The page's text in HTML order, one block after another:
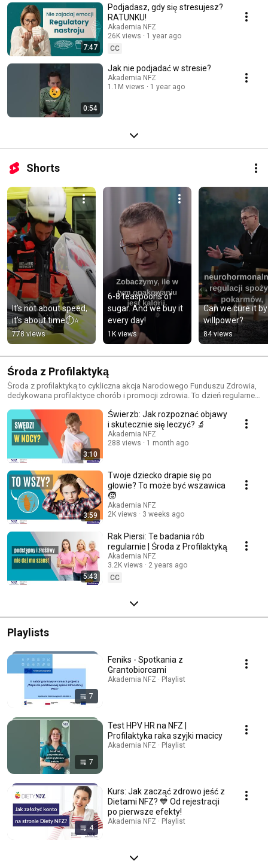
7:47
Podjadasz, gdy się stresujesz?
RATUNKU!
Akademia NFZ
26K views
1 year ago
CC
0:54
Jak nie podjadać w stresie?
Akademia NFZ
1.1M views
1 year ago
Shorts
It’s not about speed,
it’s about time⏱️⭐
778 views
6-8 teaspoons of
sugar. And we buy it
every day!
1K views
Can we cure it by
willpower?
84 views
Środa z Profilaktyką
Środa z profilaktyką to cykliczna akcja Narodowego Funduszu Zdrowia,
dedykowana profilaktyce chorób i promocji zdrowia. To dzień regularnej
3:10
Świerzb: Jak rozpoznać objawy
i skutecznie się leczyć? 🔬
Akademia NFZ
288 views
1 month ago
3:59
Twoje dziecko drapie się po
głowie? To może być wszawica
🧒
Akademia NFZ
2K views
3 weeks ago
5:43
Rak Piersi: Te badania rób
regularnie | Środa z Profilaktyką
Akademia NFZ
3.2K views
2 years ago
CC
Playlists
7
Feniks - Spotkania z
Grantobiorcami
Akademia NFZ · Playlist
7
Test HPV HR na NFZ |
Profilaktyka raka szyjki macicy
Akademia NFZ · Playlist
4
Kurs: Jak zacząć zdrowo jeść z
Dietami NFZ? 💙 Od rejestracji
po pierwsze efekty!
Akademia NFZ · Playlist